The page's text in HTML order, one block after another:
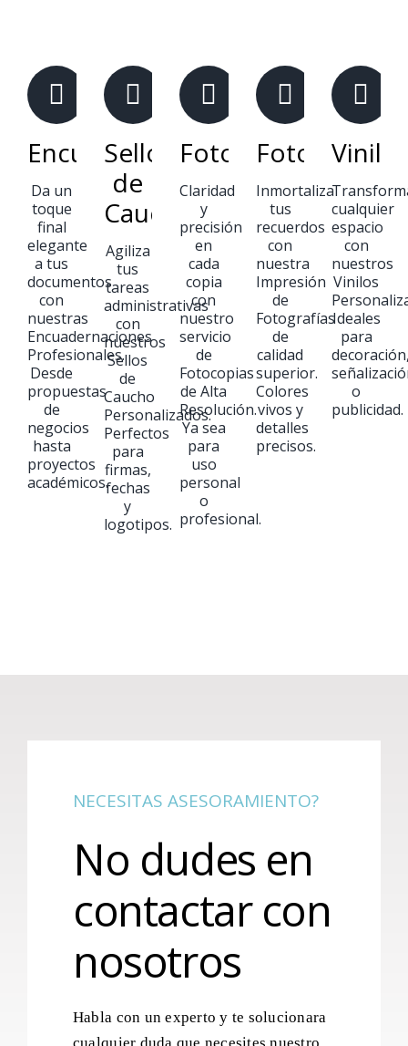
Encuadernaciones
Da un
toque
final
elegante
a tus
documentos
con
nuestras
Encuadernaciones
Profesionales.
Desde
propuestas
de
negocios
hasta
proyectos
académicos.
Sellos
de
Caucho
Agiliza
tus
tareas
administrativas
con
nuestros
Sellos
de
Caucho
Personalizados.
Perfectos
para
firmas,
fechas
y
logotipos.
Fotocopias
Claridad
y
precisión
en
cada
copia
con
nuestro
servicio
de
Fotocopias
de Alta
Resolución.
Ya sea
para
uso
personal
o
profesional.
Fotografías
Inmortaliza
tus
recuerdos
con
nuestra
Impresión
de
Fotografías
de
calidad
superior.
Colores
vivos y
detalles
precisos.
cualquier
espacio
con
nuestros
Vinilos
Ideales
para
o
publicidad.
NECESITAS ASESORAMIENTO?
No dudes en
contactar con
nosotros
Habla con un experto y te solucionara